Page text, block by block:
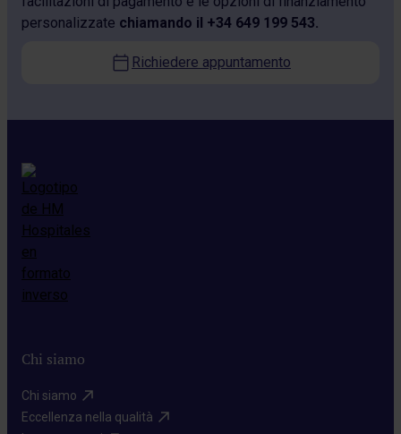
personalizzate chiamando il +34 649 199 543.
Richiedere appuntamento
Chi siamo
Chi siamo​
Eccellenza nella qualità​